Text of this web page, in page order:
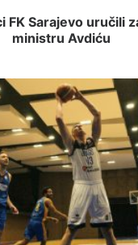
FK Sarajevo uručili
ministru Avdiću